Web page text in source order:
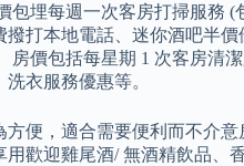
埋每週一次客房打掃服務
打本地電話、迷你酒吧半
房價包括每星期 1 次客房清
衣服務優惠等。
便，適合需要便利而不介
歡迎雞尾酒/ 無酒精飲品、